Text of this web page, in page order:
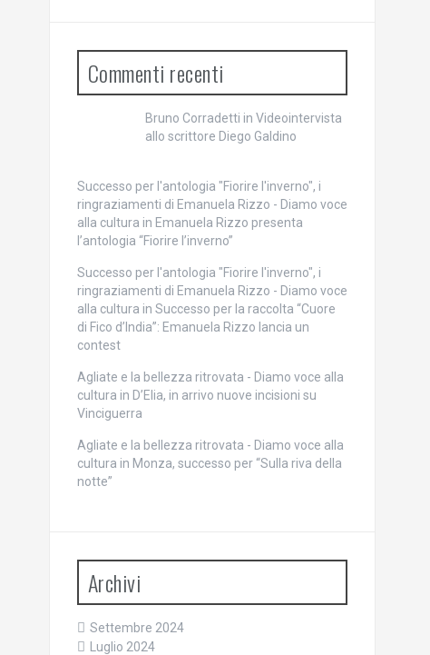
Commenti recenti
Bruno Corradetti in Videointervista
allo scrittore Diego Galdino
Successo per l'antologia "Fiorire l'inverno", i
ringraziamenti di Emanuela Rizzo - Diamo voce
alla cultura in Emanuela Rizzo presenta
l’antologia “Fiorire l’inverno”
Successo per l'antologia "Fiorire l'inverno", i
ringraziamenti di Emanuela Rizzo - Diamo voce
alla cultura in Successo per la raccolta “Cuore
di Fico d’India”: Emanuela Rizzo lancia un
contest
Agliate e la bellezza ritrovata - Diamo voce alla
cultura in D’Elia, in arrivo nuove incisioni su
Vinciguerra
Agliate e la bellezza ritrovata - Diamo voce alla
cultura in Monza, successo per “Sulla riva della
notte”
Archivi
Settembre 2024
Luglio 2024